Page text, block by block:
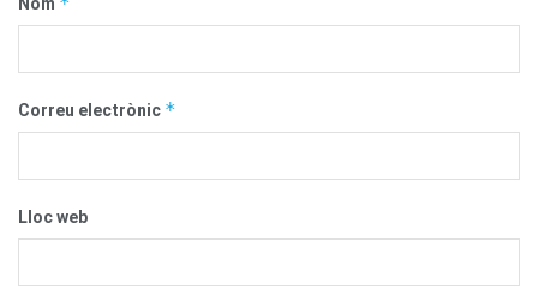
Correu electrònic *
Lloc web